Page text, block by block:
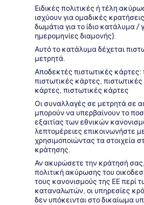
Ειδικές πολιτικές ή τέλη
ισχύουν για ομαδικές
δωμάτια για το ίδιο κατάλυμα /
ημερομηνίες διαμονής).
Αυτό το κατάλυμα δέχεται
μετρητά.
Αποδεκτές πιστωτικές κάρτες:
πιστωτικές κάρτες,
κάρτες, πιστωτικές κάρτες
Οι συναλλαγές σε μετρητά σε
μπορούν να υπερβαίνουν το
εξαιτίας των εθνικών
λεπτομέρειες επικοινωνήστε
χρησιμοποιώντας τα στοιχεία
κράτησης.
Αν ακυρώσετε την κράτησή
πολιτική ακύρωσης του
τους κανονισμούς της ΕΕ περί
καταναλωτών, οι υπηρεσίες
δεν υπόκεινται στο δικαίωμα